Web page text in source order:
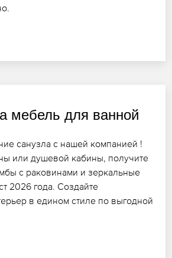
мебель для ванной
санузла с нашей компанией !
или душевой кабины, получите
с раковинами и зеркальные
2026 года. Создайте
в едином стиле по выгодной